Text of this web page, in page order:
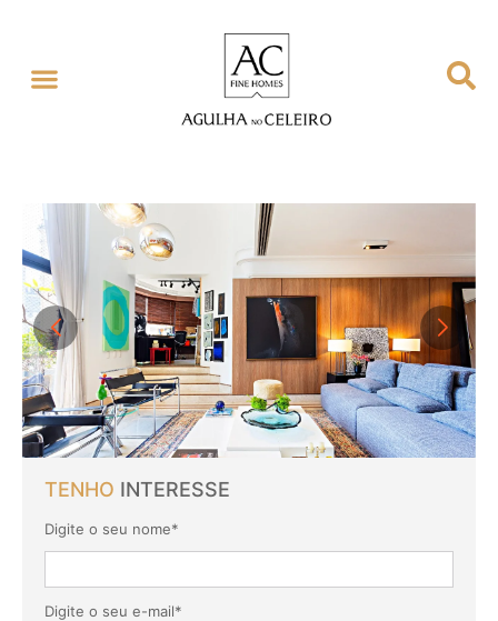
TENHO INTERESSE
Digite o seu nome*
Digite o seu e-mail*